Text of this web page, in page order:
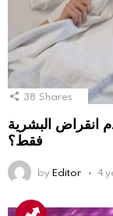
38 Shares
انقراض البشرية
فقط؟
byEditor 4